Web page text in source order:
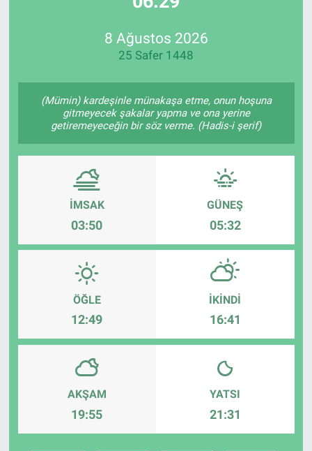
8 Ağustos 2026
25 Safer 1448
(Mümin) kardeşinle münakaşa etme, onun hoşuna
gitmeyecek şakalar yapma ve ona yerine
getiremeyeceğin bir söz verme. (Hadis-i şerif)
İMSAK
03:50
GÜNEŞ
05:32
ÖĞLE
12:49
İKINDI
16:41
AKŞAM
19:55
YATSI
21:31
Özel Haberler
Kadın
Erişim Bilgileri
Sağlık
Ramazan